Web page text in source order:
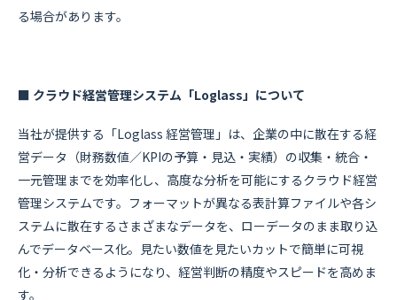
る場合があります。
■ クラウド経営管理システム「Loglass」について
当社が提供する「Loglass 経営管理」は、企業の中に散在する経
営データ（財務数値／KPIの予算・見込・実績）の収集・統合・
一元管理までを効率化し、高度な分析を可能にするクラウド経営
管理システムです。フォーマットが異なる表計算ファイルや各シ
ステムに散在するさまざまなデータを、ローデータのまま取り込
んでデータベース化。見たい数値を見たいカットで簡単に可視
化・分析できるようになり、経営判断の精度やスピードを高めま
す。